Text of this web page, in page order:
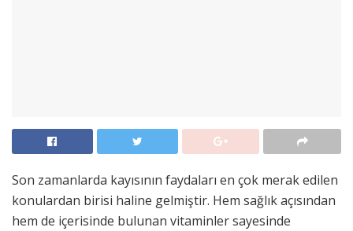
Son zamanlarda kayısının faydaları en çok merak edilen
konulardan birisi haline gelmiştir. Hem sağlık açısından
hem de içerisinde bulunan vitaminler sayesinde